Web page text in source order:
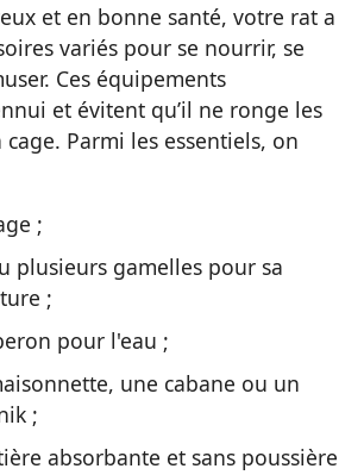
et en bonne santé, votre rat a
variés pour se nourrir, se
Ces équipements
et évitent qu’il ne ronge les
Parmi les essentiels, on
;
plusieurs gamelles pour sa
;
pour l'eau ;
une cabane ou un
;
absorbante et sans poussière